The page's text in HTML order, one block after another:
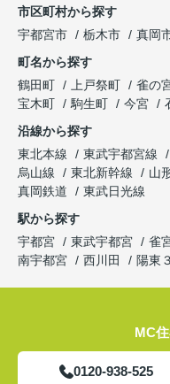
市区町村から探す
宇都宮市
栃木市 真岡
町名から探す
鶴田町
上戸祭町 雀の
宝木町
駒生町 今宮
沿線から探す
東北本線
東武宇都宮線
烏山線
東北新幹線 山
真岡鉄道
東武日光線
駅から探す
宇都宮
東武宇都宮 雀
南宇都宮
西川田 陽東
MC
0120-938-525